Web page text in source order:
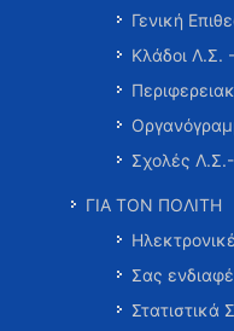
Γενική
Κλάδοι Λ.Σ.
Σχολές
ΓΙΑ ΤΟΝ ΠΟΛΙΤΗ
Σας
Στατιστικά